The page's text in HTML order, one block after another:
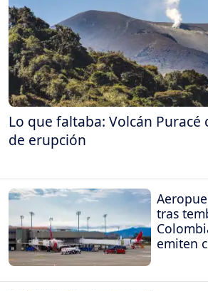
Lo que faltaba: Volcán
de erupción
tras
emiten